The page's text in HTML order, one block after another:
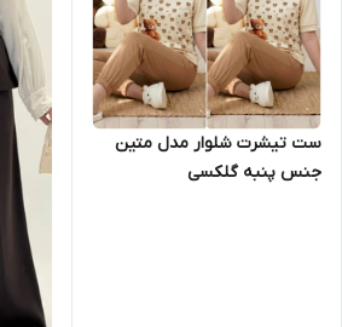
ست تیشرت شلوار مدل متین
جنس پنبه گلکسی